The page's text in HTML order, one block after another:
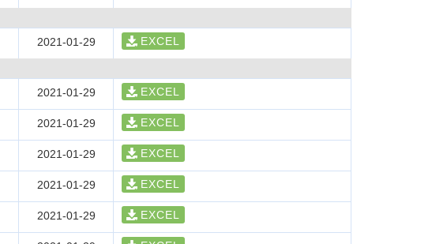
2021-01-29 EXCEL
2021-01-29 EXCEL
2021-01-29 EXCEL
2021-01-29 EXCEL
2021-01-29 EXCEL
2021-01-29 EXCEL